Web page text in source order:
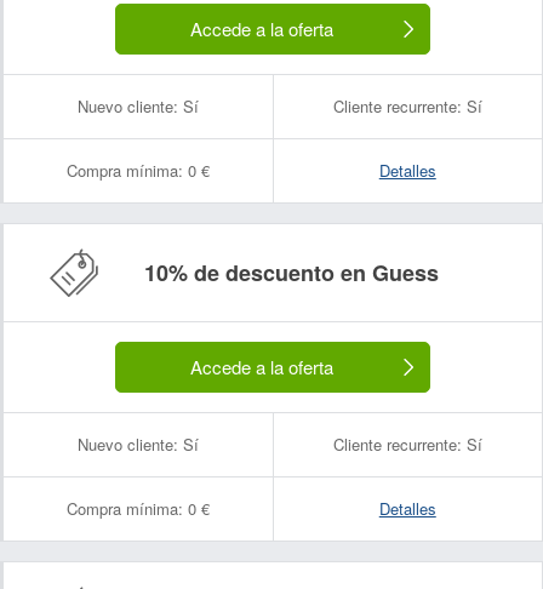
Accede a la oferta
Nuevo cliente: Sí Cliente recurrente: Sí
Compra mínima: 0 € Detalles
10% de descuento en Guess
Accede a la oferta
Nuevo cliente: Sí Cliente recurrente: Sí
Compra mínima: 0 € Detalles